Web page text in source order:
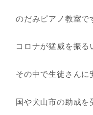
のだみピアノ教室で
コロナが猛威を振る
その中で生徒さん
国や犬山市の助成を